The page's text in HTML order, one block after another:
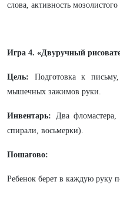
слова, активность мозолистого
Игра 4. «Двуручный
Цель: Подготовка к
мышечных зажимов руки.
Инвентарь: Два
спирали, восьмерки).
Пошагово:
Ребенок берет в каждую руку